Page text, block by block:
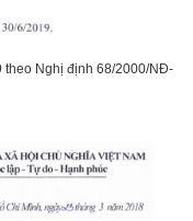
theo Nghị định 68/2000/NĐ-